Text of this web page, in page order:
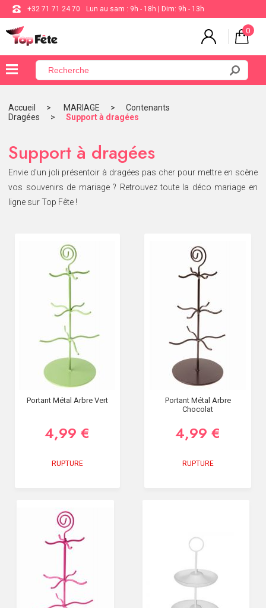
+32 71 71 24 70 Lun au sam : 9h - 18h | Dim: 9h - 13h
0
×
BALLON
MARIAGE
SPÉCIALES
CONTACT
Accueil MARIAGE
Contenants
Dragées
Support à dragées
Support à dragées
Envie d'un joli présentoir à dragées pas cher pour mettre en scène
vos souvenirs de mariage ? Retrouvez toute la déco mariage en
ligne sur Top Fête !
Portant Métal Arbre Vert
4,99 €
RUPTURE
Portant Métal Arbre
Chocolat
4,99 €
RUPTURE